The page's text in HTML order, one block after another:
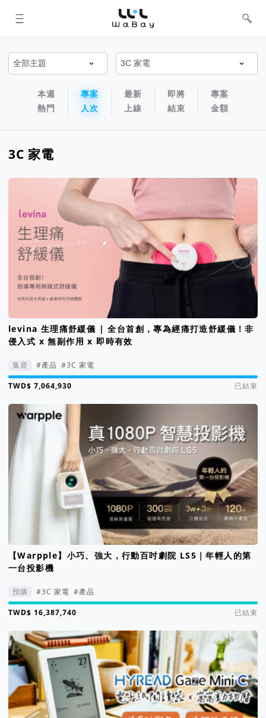
WaBay 挖貝 | 台灣最值得信賴的群眾
集資 / 群眾募資平台
專案排序以及過濾篩選器
專案排序導航欄
本週
熱門
專案
人次
最新
上線
即將
結束
專案
金額
3C 家電
levina 生理痛舒緩儀 | 全台首創，專為經痛打造舒緩儀！非
侵入式 x 無副作用 x 即時有效
集資 #產品 #3C 家電
集資進度 3531%
已結束
【Warpple】小巧、強大，行動百吋劇院 LS5｜年輕人的第
一台投影機
預購 #3C 家電 #產品
集資進度 16388%
已結束